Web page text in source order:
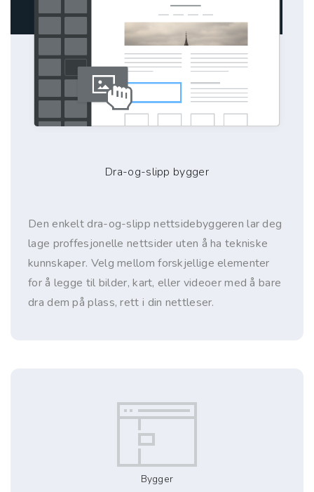
Dra-og-slipp bygger
Den enkelt dra-og-slipp nettsidebyggeren lar deg
lage proffesjonelle nettsider uten å ha tekniske
kunnskaper. Velg mellom forskjellige elementer
for å legge til bilder, kart, eller videoer med å bare
dra dem på plass, rett i din nettleser.
Bygger